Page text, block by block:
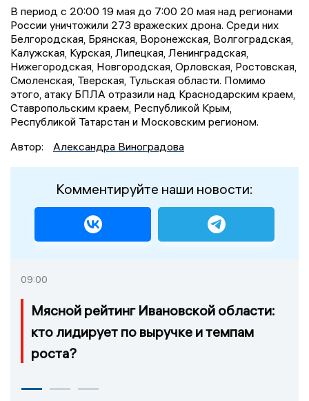
В период с 20:00 19 мая до 7:00 20 мая над регионами
России уничтожили 273 вражеских дрона. Среди них
Белгородская, Брянская, Воронежская, Волгоградская,
Калужская, Курская, Липецкая, Ленинградская,
Нижегородская, Новгородская, Орловская, Ростовская,
Смоленская, Тверская, Тульская области. Помимо
этого, атаку БПЛА отразили над Краснодарским краем,
Ставропольским краем, Республикой Крым,
Республикой Татарстан и Московским регионом.
Автор:
Александра Виноградова
Комментируйте наши новости:
09:00
Мясной рейтинг Ивановской области:
кто лидирует по выручке и темпам
роста?